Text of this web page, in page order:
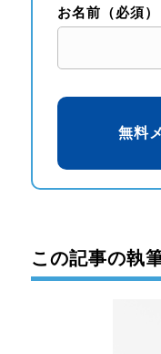
お名前（必須）
この記事の執